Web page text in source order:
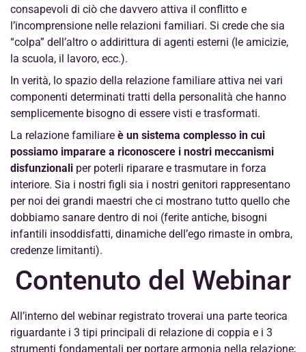
consapevoli di ciò che davvero attiva il conflitto e
l’incomprensione nelle relazioni familiari. Si crede che sia
“colpa” dell’altro o addirittura di agenti esterni (le amicizie,
la scuola, il lavoro, ecc.).
In verità, lo spazio della relazione familiare attiva nei vari
componenti determinati tratti della personalità che hanno
semplicemente bisogno di essere visti e trasformati.
La relazione familiare è un sistema complesso in cui
possiamo imparare a riconoscere i nostri meccanismi
disfunzionali per poterli riparare e trasmutare in forza
interiore. Sia i nostri figli sia i nostri genitori rappresentano
per noi dei grandi maestri che ci mostrano tutto quello che
dobbiamo sanare dentro di noi (ferite antiche, bisogni
infantili insoddisfatti, dinamiche dell’ego rimaste in ombra,
credenze limitanti).
Contenuto del Webinar
All’interno del webinar registrato troverai una parte teorica
riguardante i 3 tipi principali di relazione di coppia e i 3
strumenti fondamentali per portare armonia nella relazione;